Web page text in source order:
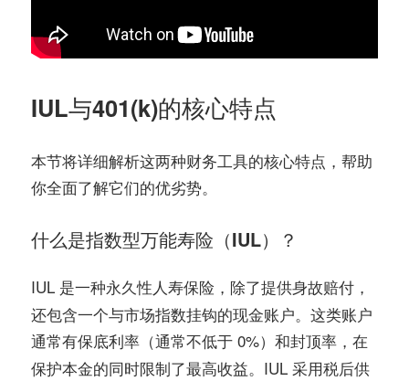
IUL与401(k)的核心特点
本节将详细解析这两种财务工具的核心特点，帮助
你全面了解它们的优劣势。
什么是指数型万能寿险（IUL）？
IUL 是一种永久性人寿保险 ，除了提供身故赔付，
还包含一个与市场指数挂钩的现金账户。这类账户
通常有保底利率 （通常不低于 0%）和封顶率 ，在
保护本金的同时限制了最高收益。IUL 采用税后供